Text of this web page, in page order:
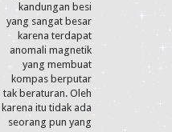
kandungan besi
yang sangat besar
karena terdapat
anomali magnetik
yang membuat
kompas berputar
tak beraturan. Oleh
karena itu tidak ada
seorang pun yang